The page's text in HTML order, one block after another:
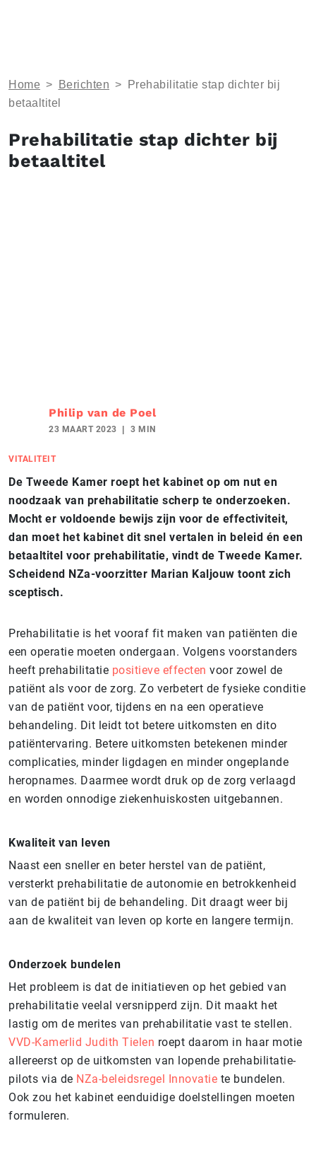
Home > Berichten >
Prehabilitatie stap dichter bij
betaaltitel
Prehabilitatie stap dichter bij
betaaltitel
Philip van de Poel
23 MAART 2023 3 MIN
VITALITEIT
De Tweede Kamer roept het kabinet op om nut en
noodzaak van prehabilitatie scherp te onderzoeken.
Mocht er voldoende bewijs zijn voor de effectiviteit,
dan moet het kabinet dit snel vertalen in beleid én een
betaaltitel voor prehabilitatie, vindt de Tweede Kamer.
Scheidend NZa-voorzitter Marian Kaljouw toont zich
sceptisch.
Prehabilitatie is het vooraf fit maken van patiënten die
een operatie moeten ondergaan. Volgens voorstanders
heeft prehabilitatie positieve effecten voor zowel de
patiënt als voor de zorg. Zo verbetert de fysieke conditie
van de patiënt voor, tijdens en na een operatieve
behandeling. Dit leidt tot betere uitkomsten en dito
patiëntervaring. Betere uitkomsten betekenen minder
complicaties, minder ligdagen en minder ongeplande
heropnames. Daarmee wordt druk op de zorg verlaagd
en worden onnodige ziekenhuiskosten uitgebannen.
Kwaliteit van leven
Naast een sneller en beter herstel van de patiënt,
versterkt prehabilitatie de autonomie en betrokkenheid
van de patiënt bij de behandeling. Dit draagt weer bij
aan de kwaliteit van leven op korte en langere termijn.
Onderzoek bundelen
Het probleem is dat de initiatieven op het gebied van
prehabilitatie veelal versnipperd zijn. Dit maakt het
lastig om de merites van prehabilitatie vast te stellen.
VVD-Kamerlid Judith Tielen roept daarom in haar motie
allereerst op de uitkomsten van lopende prehabilitatie-
pilots via de NZa-beleidsregel Innovatie te bundelen.
Ook zou het kabinet eenduidige doelstellingen moeten
formuleren.